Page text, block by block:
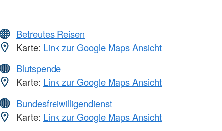
Betreutes Reisen
Karte: Link zur Google Maps Ansicht
Blutspende
Karte: Link zur Google Maps Ansicht
Bundesfreiwilligendienst
Karte: Link zur Google Maps Ansicht